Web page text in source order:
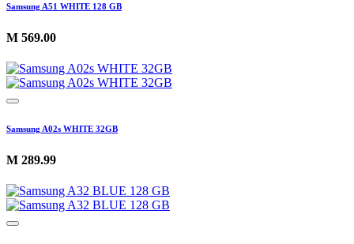
Samsung A51 WHITE 128 GB
M 569.00
Samsung A02s WHITE 32GB
M 289.99